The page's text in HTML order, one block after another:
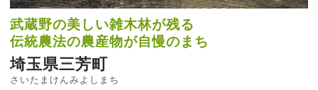
武蔵野の美しい雑木林が残る
伝統農法の農産物が自慢のまち
埼玉県三芳町
さいたまけんみよしまち